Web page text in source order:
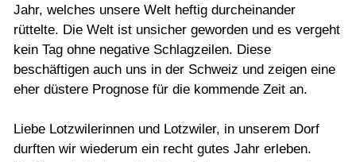
Jahr, welches unsere Welt heftig durcheinander
rüttelte. Die Welt ist unsicher geworden und es vergeht
kein Tag ohne negative Schlagzeilen. Diese
beschäftigen auch uns in der Schweiz und zeigen eine
eher düstere Prognose für die kommende Zeit an.
Liebe Lotzwilerinnen und Lotzwiler, in unserem Dorf
durften wir wiederum ein recht gutes Jahr erleben.